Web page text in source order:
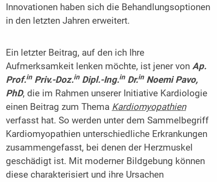
Innovationen haben sich die Behandlungsoptionen
in den letzten Jahren erweitert.
Ein letzter Beitrag, auf den ich Ihre
Aufmerksamkeit lenken möchte, ist jener von Ap.
Prof.inPriv.-Doz.inDipl.-Ing.inDr.inNoemi Pavo,
PhD, die im Rahmen unserer Initiative Kardiologie
einen Beitrag zum Thema Kardiomyopathien
verfasst hat. So werden unter dem Sammelbegriff
Kardiomyopathien unterschiedliche Erkrankungen
zusammengefasst, bei denen der Herzmuskel
geschädigt ist. Mit moderner Bildgebung können
diese charakterisiert und ihre Ursachen